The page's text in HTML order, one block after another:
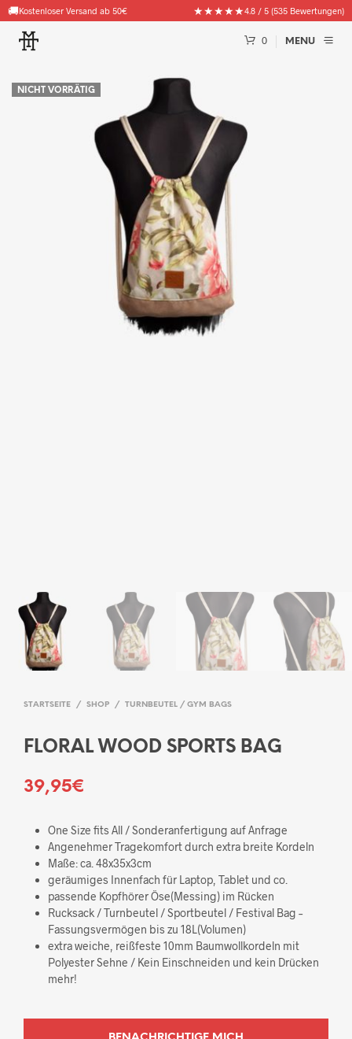
🚚Kostenloser Versand ab 50€ ★★★★★4.8 / 5 (535 Bewertungen)
0 MENU
NICHT VORRÄTIG
STARTSEITE / SHOP / TURNBEUTEL / GYM BAGS
FLORAL WOOD SPORTS BAG
39,95€
One Size fits All / Sonderanfertigung auf Anfrage
Angenehmer Tragekomfort durch extra breite Kordeln
Maße: ca. 48x35x3cm
geräumiges Innenfach für Laptop, Tablet und co.
passende Kopfhörer Öse(Messing) im Rücken
Rucksack / Turnbeutel / Sportbeutel / Festival Bag –
Fassungsvermögen bis zu 18L(Volumen)
extra weiche, reißfeste 10mm Baumwollkordeln mit
Polyester Sehne / Kein Einschneiden und kein Drücken
mehr!